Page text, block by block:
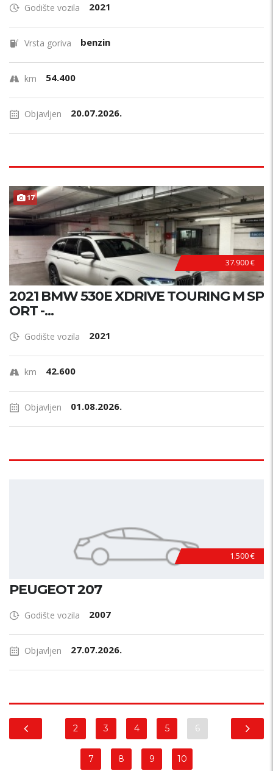
Godište vozila 2021
Vrsta goriva benzin
km 54.400
Objavljen 20.07.2026.
17
37.900 €
2021 BMW 530E XDRIVE TOURING M SP
ORT -...
Godište vozila 2021
km 42.600
Objavljen 01.08.2026.
1.500 €
PEUGEOT 207
Godište vozila 2007
Objavljen 27.07.2026.
2 3 4 5 6
7 8 9 10